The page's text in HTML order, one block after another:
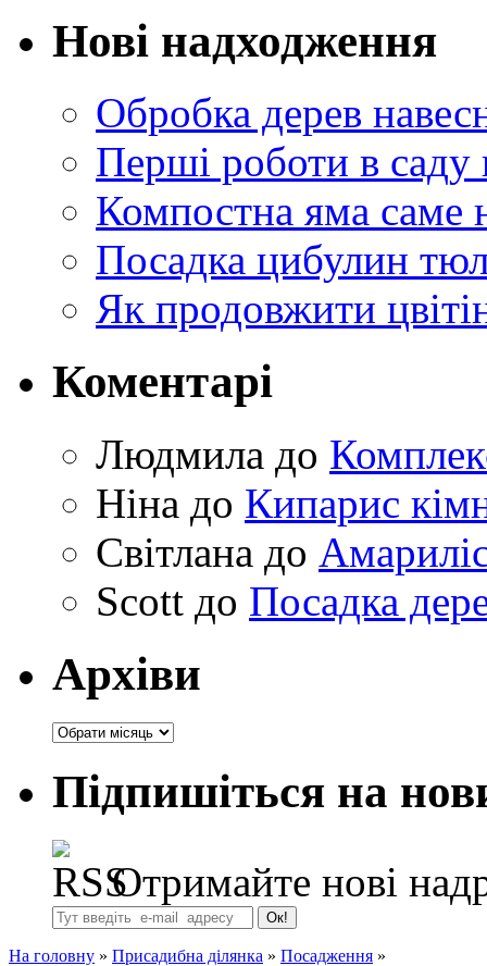
Нові надходження
Обробка дерев
Перші роботи в саду
Компостна яма саме
Посадка цибулин
Як продовжити
Коментарі
Людмила до
Ніна до Кипарис
Світлана до
Scott до Посадка
Архіви
Архіви
Підпишіться на
Отримайте нові
На головну » Присадибна ділянка » Посадження »